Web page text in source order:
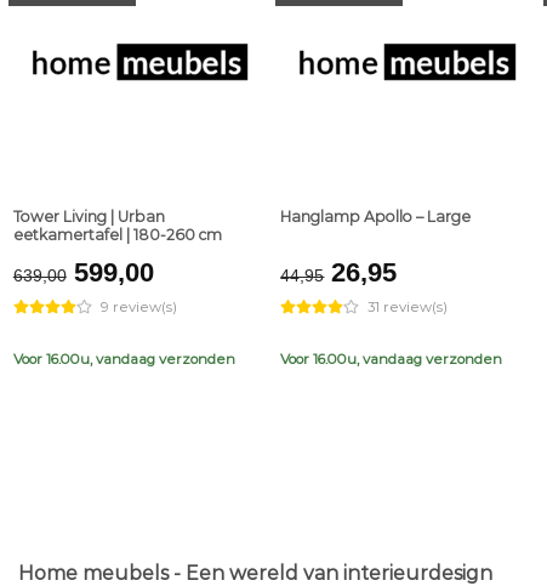
Tower Living | Urban
eetkamertafel | 180-260 cm
639,00 Original
price
was:
€639,00.
599,00Current
price
is:
€599,00.
9 review(s)
Voor 16.00u, vandaag verzonden
Hanglamp Apollo – Large
44,95 Original
price
was:
€44,95.
26,95Current
price
is:
€26,95.
31 review(s)
Voor 16.00u, vandaag verzonden
Home meubels - Een wereld van interieurdesign